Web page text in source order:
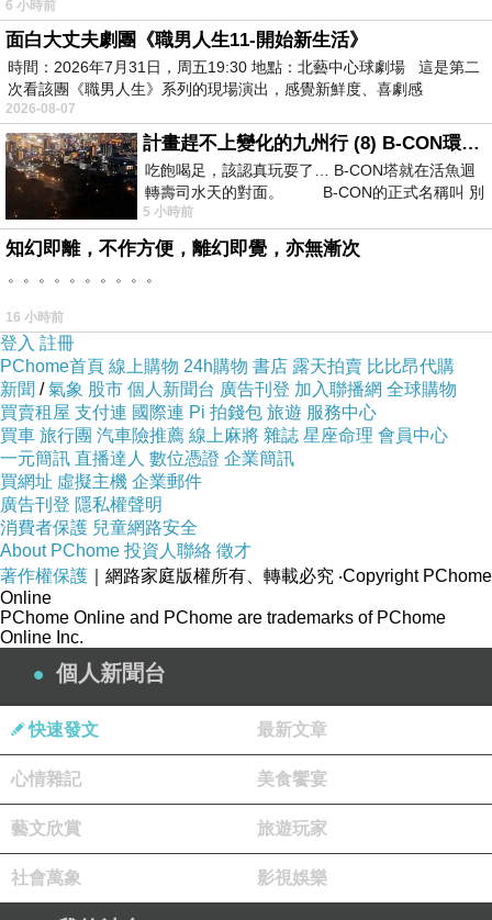
【韓式蘿蔔泡菜】-適合直接食用
1.白蘿蔔洗淨，滾刀切大塊，抹鹽醃3小時，上面
放重物，等待殺青出水。
2.用乾淨的水洗淨鹽分，可以用脫水籃將多餘水
3.先用一大匙粗粒辣椒粉和一小匙細辣椒粉攪拌
蘿蔔，上色，再加入一大匙砂糖、一些韭菜段。
放在溫暖高溫處發酵5-6個小時，放入冰箱冷藏兩
天熟成，冰涼脆口微辣好吃。
6 小時前
面白大丈夫劇團《職男人生11-開始新生活》
時間：2026年7月31日，周五19:30 地點：北藝中心球劇場 這是第二
次看該團《職男人生》系列的現場演出，感覺新鮮度、喜劇感
2026-08-07
計畫趕不上變化的九州行 (8) B-CON環球塔
吃飽喝足，該認真玩耍了… B-CON塔就在活魚迴
轉壽司水天的對面。 B-CON的正式名稱叫 別
5 小時前
知幻即離，不作方便，離幻即覺，亦無漸次
。。。。。。。。。。
16 小時前
登入 註冊
PChome首頁 線上購物 24h購物 書店 露天拍賣 比比昂代購
新聞 /氣象 股市 個人新聞台 廣告刊登 加入聯播網 全球購物
買賣租屋 支付連 國際連 Pi 拍錢包 旅遊 服務中心
買車 旅行團 汽車險推薦 線上麻將 雜誌 星座命理 會員中心
一元簡訊 直播達人 數位憑證 企業簡訊
買網址 虛擬主機 企業郵件
廣告刊登 隱私權聲明
消費者保護 兒童網路安全
About PChome 投資人聯絡 徵才
著作權保護 ｜網路家庭版權所有、轉載必究 ‧Copyright PChome
Online
PChome Online and PChome are trademarks of PChome
Online Inc.
個人新聞台
快速發文 最新文章
心情雜記 美食饗宴
藝文欣賞 旅遊玩家
社會萬象 影視娛樂